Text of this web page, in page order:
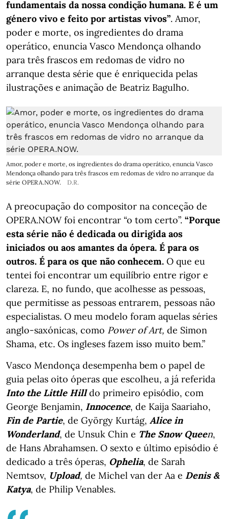
fundamentais da nossa condição humana. E é um
género vivo e feito por artistas vivos”. Amor,
poder e morte, os ingredientes do drama
operático, enuncia Vasco Mendonça olhando
para três frascos em redomas de vidro no
arranque desta série que é enriquecida pelas
ilustrações e animação de Beatriz Bagulho.
Amor, poder e morte, os ingredientes do drama operático, enuncia Vasco
Mendonça olhando para três frascos em redomas de vidro no arranque da
série OPERA.NOW.
D.R.
A preocupação do compositor na conceção de
OPERA.NOW foi encontrar “o tom certo”. “Porque
esta série não é dedicada ou dirigida aos
iniciados ou aos amantes da ópera. É para os
outros. É para os que não conhecem. O que eu
tentei foi encontrar um equilíbrio entre rigor e
clareza. E, no fundo, que acolhesse as pessoas,
que permitisse as pessoas entrarem, pessoas não
especialistas. O meu modelo foram aquelas séries
anglo-saxónicas, como Power of Art, de Simon
Shama, etc. Os ingleses fazem isso muito bem.”
Vasco Mendonça desempenha bem o papel de
guia pelas oito óperas que escolheu, a já referida
Into the Little Hilldo primeiro episódio, com
George Benjamin, Innocence, de Kaija Saariaho,
Fin de Partie, de György Kurtág, Alice in
Wonderland, de Unsuk Chin e The Snow Queen,
de Hans Abrahamsen. O sexto e último episódio é
dedicado a três óperas, Ophelia, de Sarah
Nemtsov, Upload, de Michel van der Aa e Denis &
Katya, de Philip Venables.